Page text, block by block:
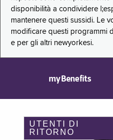
disponibilità a condividere
mantenere questi sussidi. Le
modificare questi programmi
e per gli altri newyorkesi.
myBenefits
UTENTI DI
RITORNO